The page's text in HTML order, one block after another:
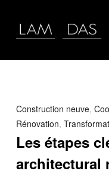
Construction neuve,
Rénovation,
Les étapes
architectural